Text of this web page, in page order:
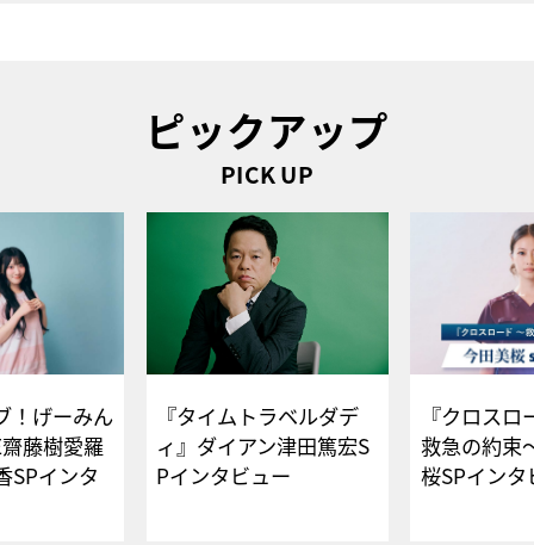
ピックアップ
PICK UP
！げーみん
藤樹愛羅
SPインタ
『タイムトラベルダデ
ィ』ダイアン津田篤宏S
Pインタビュー
『クロス
救急の約束
桜SPイ